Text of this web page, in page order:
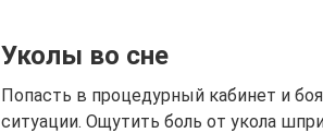
Уколы во сне
Попасть в процедурный кабинет и
ситуации. Ощутить боль от укола